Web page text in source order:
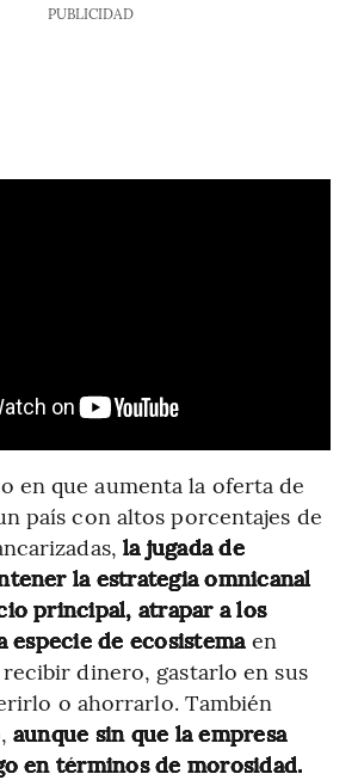
PUBLICIDAD
en que aumenta la oferta de
país con altos porcentajes de
la jugada de
la estrategia omnicanal
principal, atrapar a los
especie de ecosistema en
dinero, gastarlo en sus
o ahorrarlo. También
aunque sin que la empresa
en términos de morosidad.